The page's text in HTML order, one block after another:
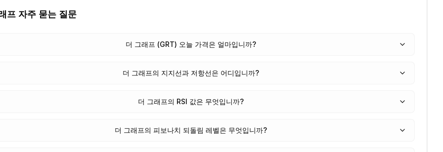
프자주 묻는 질문
더 그래프 (GRT) 오늘 가격은 얼마입니까?
더 그래프의 지지선과 저항선은 어디입니까?
더 그래프의 RSI 값은 무엇입니까?
더 그래프의 피보나치 되돌림 레벨은 무엇입니까?